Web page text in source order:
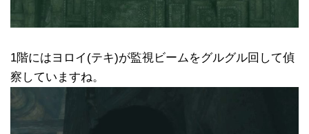
1階にはヨロイ(テキ)が監視ビームをグルグル回して偵
察していますね。